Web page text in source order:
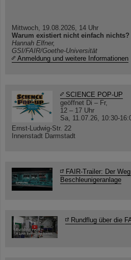
Mittwoch, 19.08.2026, 14 Uhr
Warum existiert nicht einfach nichts?
Hannah Elfner,
GSI/FAIR/Goethe-Universität
Anmeldung und weitere Informationen
SCIENCE POP-UP
geöffnet Di – Fr,
12 – 17 Uhr
Sa, 11.07.26, 10:30-
Ernst-Ludwig-Str. 22
Innenstadt Darmstadt
FAIR-Trailer: Der
Beschleunigeranlage
Rundflug über die